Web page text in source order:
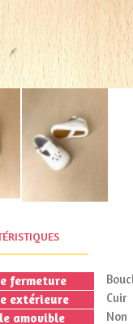
fermeture
extérieure
Cuir
amovible
Non